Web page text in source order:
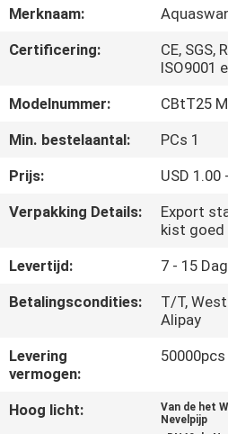
FABRIEKSREIS
CONTACTEER
ONS
VERZOEK
EEN
CITAAT
NEWS
SITEMAP
Merknaam:
Certificering:
CE, SGS,
ISO9001
Modelnummer:
CBtT25
Min. bestelaantal:
PCs 1
Prijs:
USD 1.00
Verpakking Details:
Export
kist goed
Levertijd:
7 - 15
Betalingscondities:
T/T,
Alipay
Levering
vermogen:
Hoog licht:
Van de het
Nevelpijp